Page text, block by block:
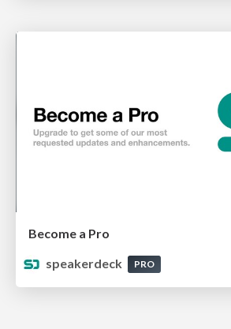
Become a Pro
speakerdeck
PRO